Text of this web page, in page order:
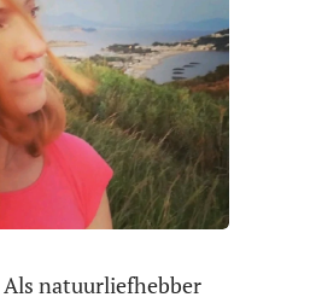
natuurliefhebber